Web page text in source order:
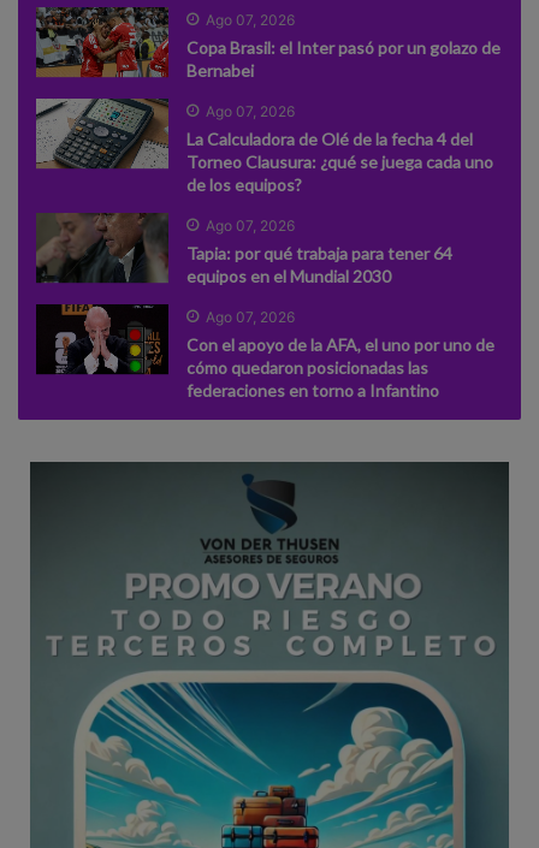
Ago 07, 2026
Copa Brasil: el Inter pasó por un golazo de
Bernabei
Ago 07, 2026
La Calculadora de Olé de la fecha 4 del
Torneo Clausura: ¿qué se juega cada uno
de los equipos?
Ago 07, 2026
Tapia: por qué trabaja para tener 64
equipos en el Mundial 2030
Ago 07, 2026
Con el apoyo de la AFA, el uno por uno de
cómo quedaron posicionadas las
federaciones en torno a Infantino